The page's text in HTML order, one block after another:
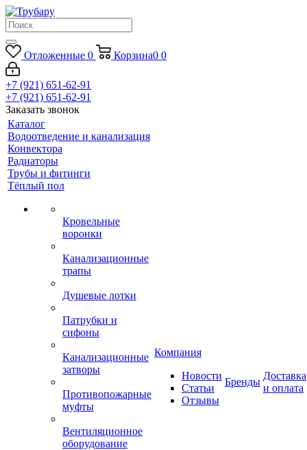
Отложенные 0 Корзина0 0
+7 (921) 651-62-91
+7 (921) 651-62-91
Заказать звонок
Каталог
Водоотведение и канализация
Конвектора
Радиаторы
Трубы и фитинги
Тёплый пол
Кровельные
воронки
Канализационные
трапы
Душевые лотки
Патрубки и
сифоны
Канализационные
затворы
Противопожарные
муфты
Вентиляционное
оборудование
Компания
Новости
Статьи
Отзывы
Бренды
Доставка
и оплата